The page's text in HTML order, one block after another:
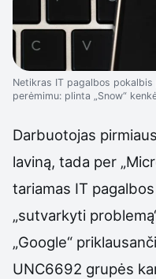
Netikras IT pagalbos
perėmimu: plinta „Snow“
Darbuotojas
laviną, tada per
tariamas IT
„sutvarkyti
„Google“
UNC6692 grupės